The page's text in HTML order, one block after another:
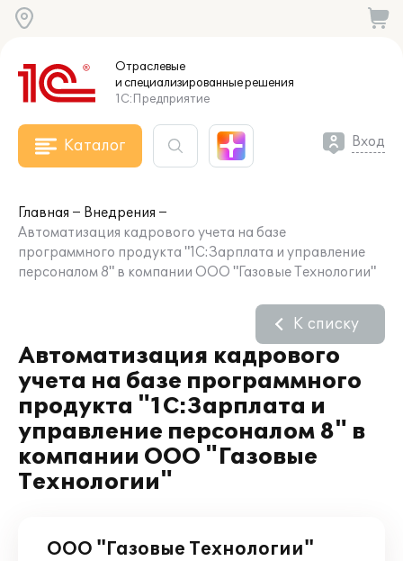
Отраслевые
и специализированныерешения
1С:Предприятие
Каталог Вход
Главная
Внедрения
Автоматизация кадрового учета на базе
программного продукта "1С:Зарплата и управление
персоналом 8" в компании ООО "Газовые Технологии"
Автоматизация кадрового
учета на базе программного
продукта "1С:Зарплата и
управление персоналом 8" в
компании ООО "Газовые
Технологии"
К списку
ООО "Газовые Технологии"